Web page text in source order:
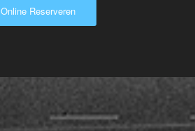
Online Reserveren